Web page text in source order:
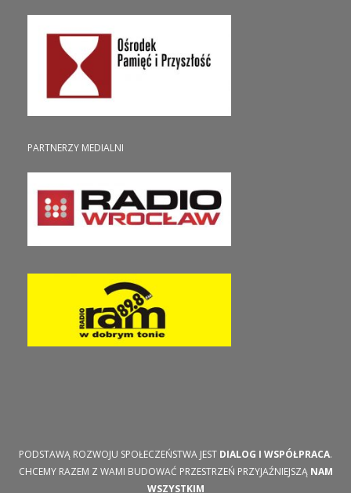
PARTNERZY MEDIALNI
PODSTAWĄ ROZWOJU SPOŁECZEŃSTWA JEST DIALOG I WSPÓŁPRACA.
CHCEMY RAZEM Z WAMI BUDOWAĆ PRZESTRZEŃ PRZYJAŹNIEJSZĄ NAM
WSZYSTKIM